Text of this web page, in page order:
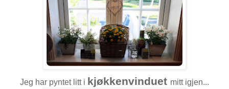
Jeg har pyntet litt i kjøkkenvinduet mitt igjen...